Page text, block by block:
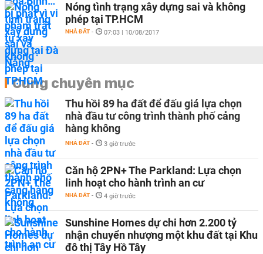
Nóng tình trạng xây dựng sai và không
phép tại TP.HCM
NHÀ ĐẤT - 07:03 | 10/08/2017
Cùng chuyên mục
Thu hồi 89 ha đất để đấu giá lựa chọn
nhà đầu tư công trình thành phố cảng
hàng không
NHÀ ĐẤT - 3 giờ trước
Căn hộ 2PN+ The Parkland: Lựa chọn
linh hoạt cho hành trình an cư
NHÀ ĐẤT - 4 giờ trước
Sunshine Homes dự chi hơn 2.200 tỷ
nhận chuyển nhượng một khu đất tại Khu
đô thị Tây Hồ Tây